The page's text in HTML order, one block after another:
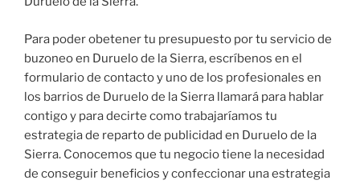
Para poder obetener tu presupuesto por tu servicio de
buzoneo en Duruelo de la Sierra, escríbenos en el
formulario de contacto y uno de los profesionales en
los barrios de Duruelo de la Sierra llamará para hablar
contigo y para decirte como trabajaríamos tu
estrategia de reparto de publicidad en Duruelo de la
Sierra. Conocemos que tu negocio tiene la necesidad
de conseguir beneficios y confeccionar una estrategia